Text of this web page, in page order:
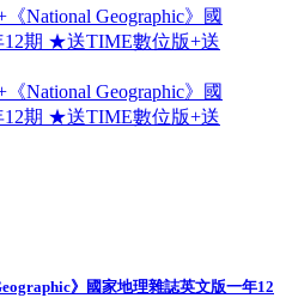
》國家地理雜誌英文版一年12